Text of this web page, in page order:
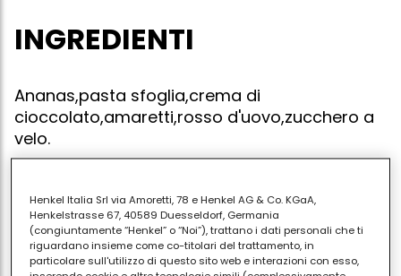
INGREDIENTI
Ananas,pasta sfoglia,crema di
cioccolato,amaretti,rosso d'uovo,zucchero a
velo.
Tagliare l'ananas a rondelle, appoggiarlo sopra un
cerchio di pasta sfoglia.tritare gli amaretti e
mescolare con il cioccolate.mettere il composto nel
Henkel Italia Srl via Amoretti, 78 e Henkel AG & Co. KGaA,
Henkelstrasse 67, 40589 Duesseldorf, Germania
(congiuntamente “Henkel” o “Noi”), trattano i dati personali che ti
riguardano insieme come co-titolari del trattamento, in
particolare sull'utilizzo di questo sito web e interazioni con esso,